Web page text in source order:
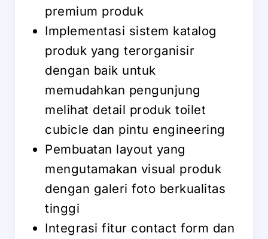
premium produk
Implementasi sistem katalog
produk yang terorganisir
dengan baik untuk
memudahkan pengunjung
melihat detail produk toilet
cubicle dan pintu engineering
Pembuatan layout yang
mengutamakan visual produk
dengan galeri foto berkualitas
tinggi
Integrasi fitur contact form dan